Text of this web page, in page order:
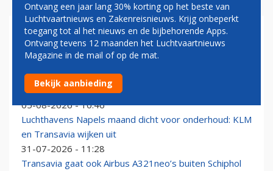
TRANSAVIA
Transavia opent komende winter nieuwe route vanaf
Brussels Airport
05-08-2026 - 10:46
Luchthavens Napels maand dicht voor onderhoud: KLM
en Transavia wijken uit
31-07-2026 - 11:28
Transavia gaat ook Airbus A321neo’s buiten Schiphol
Ontvang een jaar lang 30% korting op het beste van
Luchtvaartnieuws en Zakenreisnieuws. Krijg onbeperkt
toegang tot al het nieuws en de bijbehorende Apps.
Ontvang tevens 12 maanden het Luchtvaartnieuws
Magazine in de mail of op de mat.
Bekijk aanbieding